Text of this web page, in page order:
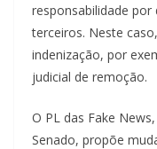
responsabilidade
terceiros. Neste
indenização, por
judicial de remoção.
O PL das Fake
Senado, propõe